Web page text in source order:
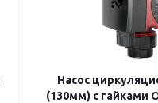
Насос
(130мм) с гайками